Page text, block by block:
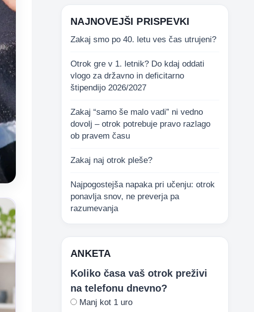
NAJNOVEJŠI PRISPEVKI
Zakaj smo po 40. letu ves čas utrujeni?
Otrok gre v 1. letnik? Do kdaj oddati
vlogo za državno in deficitarno
štipendijo 2026/2027
Zakaj “samo še malo vadi” ni vedno
dovolj – otrok potrebuje pravo razlago
ob pravem času
Zakaj naj otrok pleše?
Najpogostejša napaka pri učenju: otrok
ponavlja snov, ne preverja pa
razumevanja
ANKETA
Koliko časa vaš otrok preživi
na telefonu dnevno?
Manj kot 1 uro